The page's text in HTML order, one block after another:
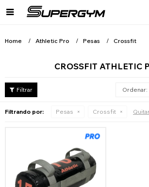

Home Athletic Pro Pesas Crossfit
CROSSFIT ATHLETIC
Filtrando por: Pesas Crossfit